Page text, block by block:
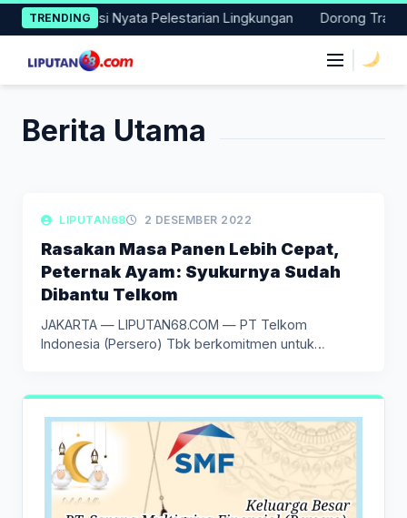
Skip
to
content
TRENDING
Lakukan Aksi Nyata Pelestarian Lingkungan Dorong
Berita Utama
LIPUTAN BISNIS
LIPUTAN68 2 DESEMBER 2022
Rasakan Masa Panen Lebih Cepat,
Peternak Ayam: Syukurnya Sudah
Dibantu Telkom
JAKARTA — LIPUTAN68.COM — PT Telkom
Indonesia (Persero) Tbk berkomitmen untuk